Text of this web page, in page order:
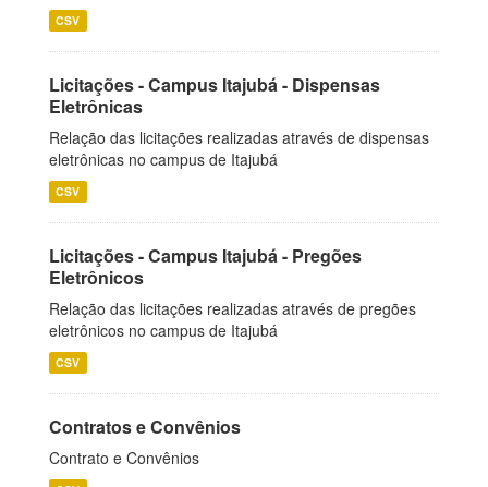
CSV
Licitações - Campus Itajubá - Dispensas
Eletrônicas
Relação das licitações realizadas através de dispensas
eletrônicas no campus de Itajubá
CSV
Licitações - Campus Itajubá - Pregões
Eletrônicos
Relação das licitações realizadas através de pregões
eletrônicos no campus de Itajubá
CSV
Contratos e Convênios
Contrato e Convênios